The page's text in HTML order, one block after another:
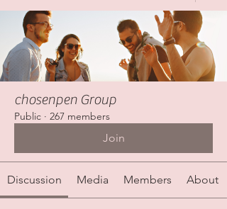
chosenpen Group
Public · 267 members
Join
Discussion Media Members About